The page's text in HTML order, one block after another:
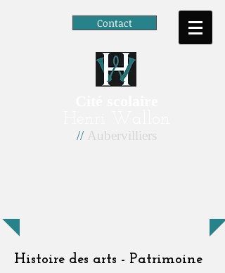
Contact
//Aubervilliers
Histoire des arts - Patrimoine